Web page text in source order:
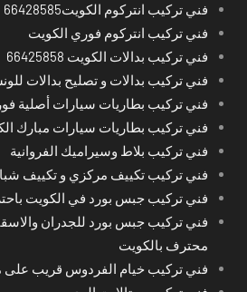
فني تركيب انتركوم الكويت66428585
فني تركيب انتركوم فوري الكويت
فني تركيب بدالات الكويت 66425858
فني تركيب بدالات و تصليح بدالات
فني تركيب بطاريات سيارات أصلية
فني تركيب بطاريات سيارات مبارك
فني تركيب بلاط وسيراميك الفروانية
فني تركيب تكييف مركزي و تكييف
فني تركيب جبس بورد في الكويت
فني تركيب جبس بورد للجدران
محترف بالكويت
فني تركيب خيام الفردوس قريب